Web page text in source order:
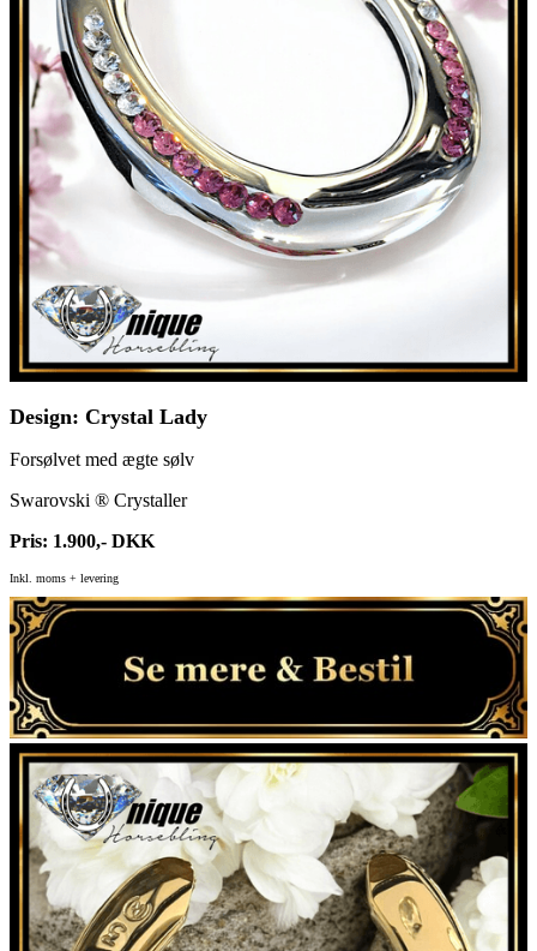
Design: Crystal Lady
Forsølvet med ægte sølv
Swarovski ® Crystaller
Pris: 1.900,- DKK
Inkl. moms + levering